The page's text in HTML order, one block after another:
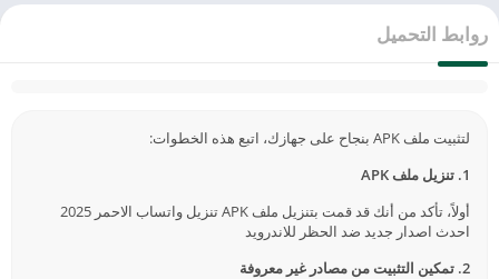
روابط التحميل
لتثبيت ملف APK بنجاح على جهازك، اتبع هذه الخطوات:
1. تنزيل ملف APK
أولاً، تأكد من أنك قد قمت بتنزيل ملف APK تنزيل واتساب الاحمر 2025
احدث اصدار جديد ضد الحظر للاندرويد
2. تمكين التثبيت من مصادر غير معروفة